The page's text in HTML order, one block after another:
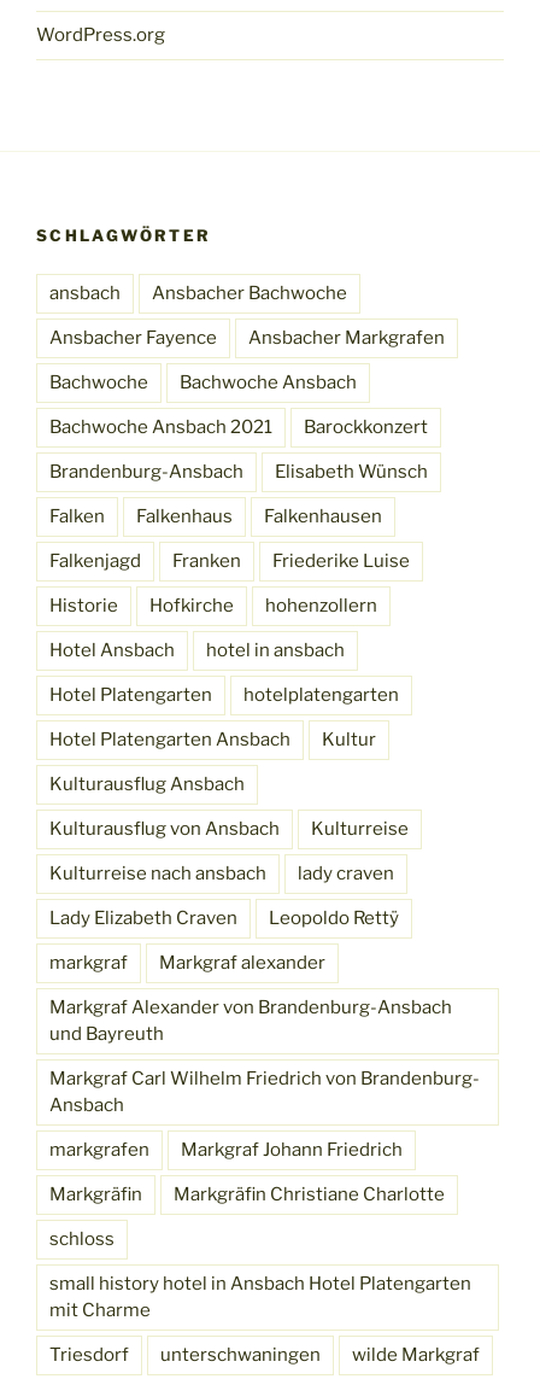
WordPress.org
SCHLAGWÖRTER
ansbach Ansbacher Bachwoche
Ansbacher Fayence Ansbacher Markgrafen
Bachwoche Bachwoche Ansbach
Bachwoche Ansbach 2021 Barockkonzert
Brandenburg-Ansbach Elisabeth Wünsch
Falken Falkenhaus Falkenhausen
Falkenjagd Franken Friederike Luise
Historie Hofkirche hohenzollern
Hotel Ansbach hotel in ansbach
Hotel Platengarten hotelplatengarten
Hotel Platengarten Ansbach Kultur
Kulturausflug Ansbach
Kulturausflug von Ansbach Kulturreise
Kulturreise nach ansbach lady craven
Lady Elizabeth Craven Leopoldo Rettÿ
markgraf Markgraf alexander
Markgraf Alexander von Brandenburg-Ansbach
und Bayreuth
Markgraf Carl Wilhelm Friedrich von Brandenburg-
Ansbach
markgrafen Markgraf Johann Friedrich
Markgräfin Markgräfin Christiane Charlotte
schloss
small history hotel in Ansbach Hotel Platengarten
mit Charme
Triesdorf unterschwaningen wilde Markgraf